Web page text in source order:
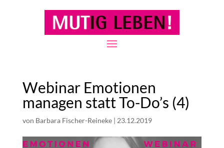
Webinar Emotionen
managen statt To-Do’s (4)
von Barbara Fischer-Reineke| 23.12.2019